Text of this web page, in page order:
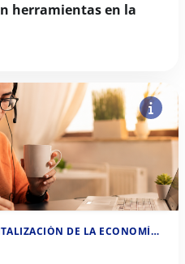
herramientas en la
COMPETENCIAS PARA LA DIGITALIZACIÓN DE LA ECONOMÍA SOCIAL